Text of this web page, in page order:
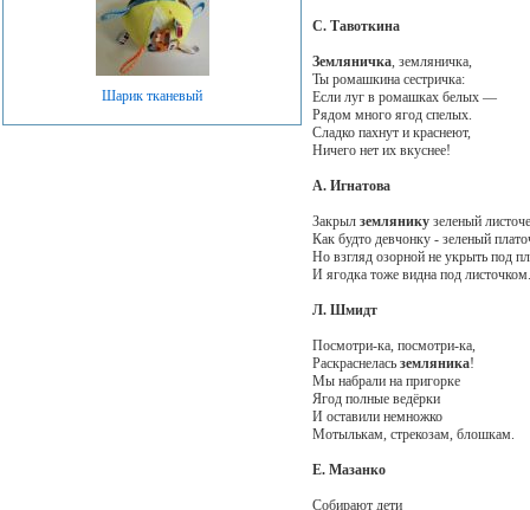
Шарик тканевый
С. Тавоткина
Земляничка, земляничка,
Ты ромашкина сестричка:
Если луг в ромашках белых —
Рядом много ягод спелых.
Сладко пахнут и краснеют,
Ничего нет их вкуснее!
А. Игнатова
Закрыл земляникузеленый
Как будто девчонку - зеленый
Но взгляд озорной не укрыть под
И ягодка тоже видна под листочком.
Л. Шмидт
Посмотри-ка, посмотри-ка,
Раскраснелась земляника!
Мы набрали на пригорке
Ягод полные ведёрки
И оставили немножко
Мотылькам, стрекозам, блошкам.
Е. Мазанко
Собирают дети